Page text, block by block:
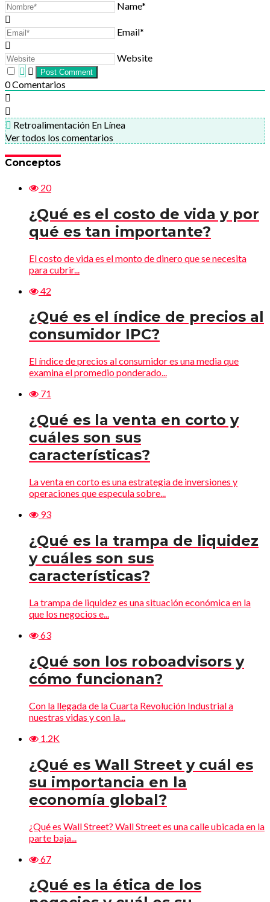
Name*
Email*
Website
0Comentarios
Retroalimentación En Línea
Ver todos los comentarios
Conceptos
20
¿Qué es el costo de vida y por
qué es tan importante?
El costo de vida es el monto de dinero que se necesita
para cubrir...
42
¿Qué es el índice de precios al
consumidor IPC?
El índice de precios al consumidor es una media que
examina el promedio ponderado...
71
¿Qué es la venta en corto y
cuáles son sus
características?
La venta en corto es una estrategia de inversiones y
operaciones que especula sobre...
93
¿Qué es la trampa de liquidez
y cuáles son sus
características?
La trampa de liquidez es una situación económica en la
que los negocios e...
63
¿Qué son los roboadvisors y
cómo funcionan?
Con la llegada de la Cuarta Revolución Industrial a
nuestras vidas y con la...
1.2K
¿Qué es Wall Street y cuál es
su importancia en la
economía global?
¿Qué es Wall Street? Wall Street es una calle ubicada en la
parte baja...
67
¿Qué es la ética de los